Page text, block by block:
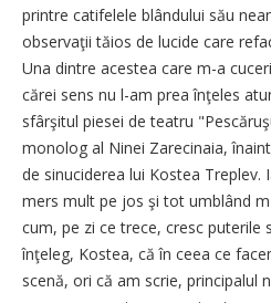
printre catifelele blândului său
observaţii tăios de lucide care
Una dintre acestea care m-a
cărei sens nu l-am prea înţeles
sfârşitul piesei de teatru
monolog al Ninei Zarecinaia,
de sinuciderea lui Kostea Treplev.
mers mult pe jos şi tot umblând
cum, pe zi ce trece, cresc puterile
înţeleg, Kostea, că în ceea ce
scenă, ori că am scrie, principalul